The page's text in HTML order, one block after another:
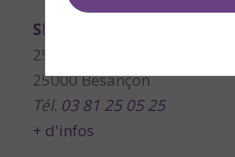
SMCI Editeur Immobilier
25 rue Proudhon
25000 Besançon
Tél. 03 81 25 05 25
+ d'infos